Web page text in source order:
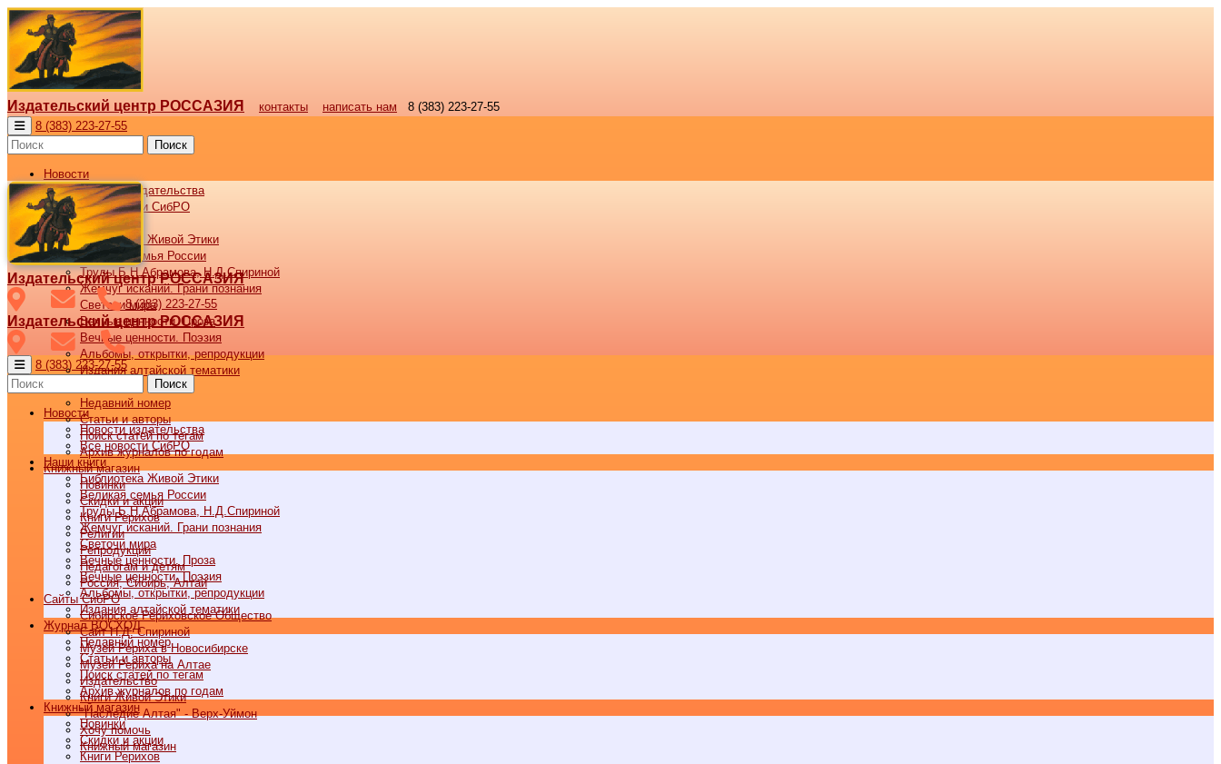
Издательский центр РОССАЗИЯ контакты написать нам
8 (383) 223-27-55
8 (383) 223-27-55
Поиск
Новости
Новости издательства
Все новости СибРО
Наши книги
Библиотека Живой Этики
Великая семья России
Труды Б.Н.Абрамова, Н.Д.Спириной
Жемчуг исканий. Грани познания
Светочи мира
Вечные ценности. Проза
Вечные ценности. Поэзия
Альбомы, открытки, репродукции
Издания алтайской тематики
Недавний номер
Статьи и авторы
Поиск статей по тегам
Архив журналов по годам
Книжный магазин
Новинки
Скидки и акции
Книги Рерихов
Религии
Репродукции
Педагогам и детям
Россия, Сибирь, Алтай
Cайты СибРО
Сибирское Рериховское Общество
Сайт Н.Д. Спириной
Музей Рериха в Новосибирске
Музей Рериха на Алтае
Издательство
Книги Живой Этики
"Наследие Алтая" - Верх-Уймон
Хочу помочь
Книжный магазин
Издательский центр РОССАЗИЯ
8 (383) 223-27-55
Издательский центр РОССАЗИЯ
8 (383) 223-27-55
Поиск
Новости
Новости издательства
Все новости СибРО
Наши книги
Библиотека Живой Этики
Великая семья России
Труды Б.Н.Абрамова, Н.Д.Спириной
Жемчуг исканий. Грани познания
Светочи мира
Вечные ценности. Проза
Вечные ценности. Поэзия
Альбомы, открытки, репродукции
Издания алтайской тематики
Журнал ВОСХОД
Недавний номер
Статьи и авторы
Поиск статей по тегам
Архив журналов по годам
Книжный магазин
Новинки
Скидки и акции
Книги Рерихов